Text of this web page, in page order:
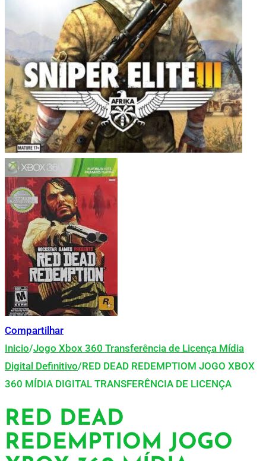
Compartilhar
Inicio/Jogo Xbox 360 Transferência de Licença Mídia
Digital Definitivo/RED DEAD REDEMPTIOM JOGO XBOX
360 MÍDIA DIGITAL TRANSFERÊNCIA DE LICENÇA
RED DEAD
REDEMPTIOM JOGO